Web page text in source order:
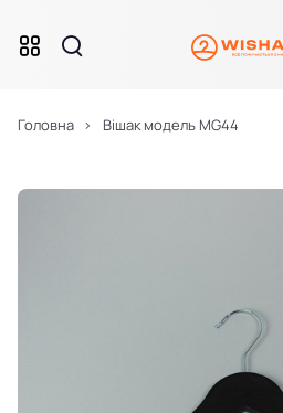
Головна Вішак модель MG44